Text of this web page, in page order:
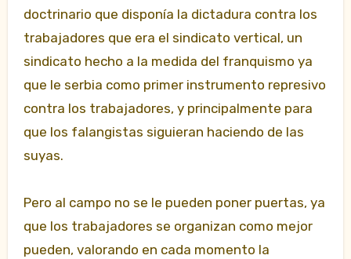
doctrinario que disponía la dictadura contra los
trabajadores que era el sindicato vertical, un
sindicato hecho a la medida del franquismo ya
que le serbia como primer instrumento represivo
contra los trabajadores, y principalmente para
que los falangistas siguieran haciendo de las
suyas.
Pero al campo no se le pueden poner puertas, ya
que los trabajadores se organizan como mejor
pueden, valorando en cada momento la